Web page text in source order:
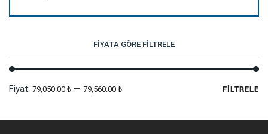
FIYATA GÖRE FILTRELE
En
En
FILTRELE
Fiyat: 79,050.00 ₺ — 79,560.00 ₺